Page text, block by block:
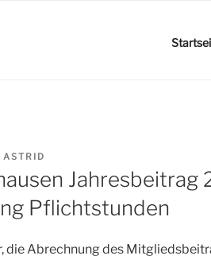
ASTRID
Jahresbeitrag
Pflichtstunden
die Abrechnung des